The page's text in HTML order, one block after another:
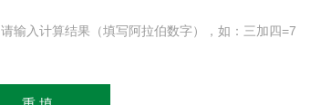
请输入计算结果（填写阿拉伯数字），如：三加四=7